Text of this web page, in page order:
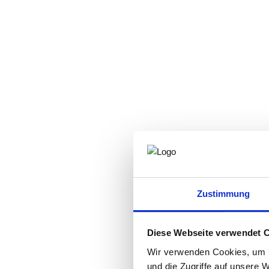
Zustimmung
Diese Webseite verwendet
Wir verwenden Cookies,
und die Zugriffe auf unsere